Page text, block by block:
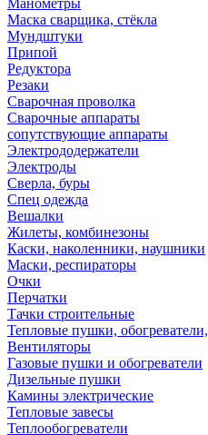
Манометры
Маска сварщика, стёкла
Мундштуки
Припой
Редуктора
Резаки
Сварочная проволка
Сварочные аппараты
сопутствующие аппараты
Электрододержатели
Электроды
Сверла, буры
Спец одежда
Вешалки
Жилеты, комбинезоны
Каски, наколенники, наушники
Маски, респираторы
Очки
Перчатки
Тачки строительные
Тепловые пушки,
Вентиляторы
Газовые пушки и обогреватели
Дизельные пушки
Камины электрические
Тепловые завесы
Теплообогреватели